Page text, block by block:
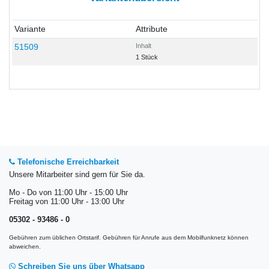
Variante
Attribute
51509
Inhalt
1 Stück
Telefonische Erreichbarkeit
Unsere Mitarbeiter sind gern für Sie da.
Mo - Do von 11:00 Uhr - 15:00 Uhr
Freitag von 11:00 Uhr - 13:00 Uhr
05302 - 93486 - 0
Gebühren zum üblichen Ortstarif. Gebühren für Anrufe aus dem Mobilfunknetz können
abweichen.
Schreiben Sie uns über Whatsapp